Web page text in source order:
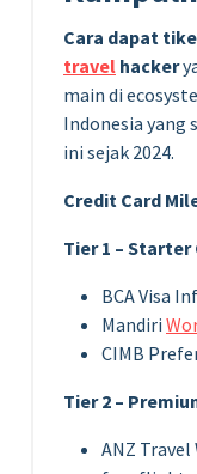
Cara dapat
travel hacker
main di
Indonesia yang
ini sejak 2024.
Credit Card
Tier 1 – Starter
BCA Visa
Mandiri
CIMB
Tier 2 –
ANZ